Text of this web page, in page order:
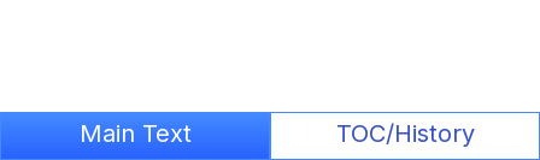
Main Text TOC/History